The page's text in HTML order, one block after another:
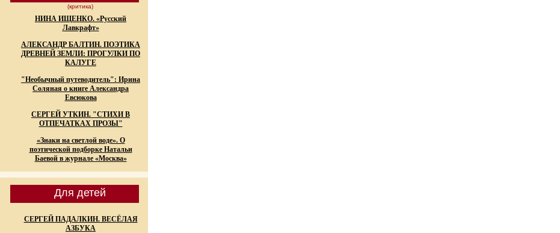
(критика)
НИНА ИЩЕНКО. «Русский
Лавкрафт»
АЛЕКСАНДР БАЛТИН. ПОЭТИКА
ДРЕВНЕЙ ЗЕМЛИ: ПРОГУЛКИ ПО
КАЛУГЕ
"Необычный путеводитель": Ирина
Соляная о книге Александра
Евсюкова
СЕРГЕЙ УТКИН. "СТИХИ В
ОТПЕЧАТКАХ ПРОЗЫ"
«Знаки на светлой воде». О
поэтической подборке Натальи
Баевой в журнале «Москва»
Для детей
СЕРГЕЙ ПАДАЛКИН. ВЕСЁЛАЯ
АЗБУКА